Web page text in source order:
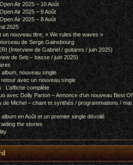
Air 2025 – 10 Août
Air 2025 – 9 Août
Air 2025 – 8 Août
2025
un nouveau titre, « We rules the waves »
de Serge Gainsbourg
(Interview de Gabriel / guitares / juin 2025)
de Seb – basse / juin 2025)
nouveau single
avec un nouveau single
L’affiche complète
avec Dolly Parton – Annonce d’un nouveau Best Of
de Michel – chant et synthés / programmations / mai
en Août et un premier single dévoilé
the stories